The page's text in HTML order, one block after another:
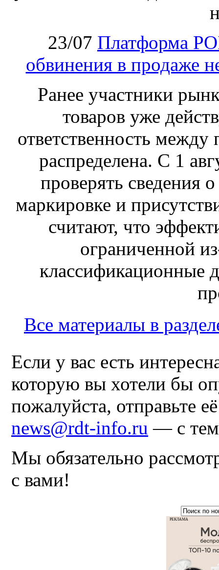
23/07 Платформа
обвинения в продаже
Ранее участники
товаров уже
ответственность
распределена. С 1
проверять сведения
маркировке и
считают, что
ограниченной
классификационные
Все материалы в
Если у вас есть
которую вы хотели бы
пожалуйста, отправьте
news@rdt-info.ru — с
Мы обязательно
с вами!
РЕКЛАМА